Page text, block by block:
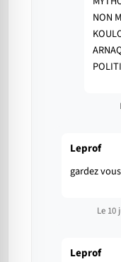
NON
Leprof
gardez
Le 10
Leprof